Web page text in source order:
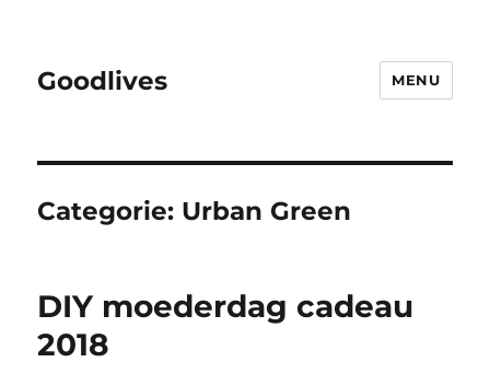
Goodlives MENU
Categorie: Urban Green
DIY moederdag cadeau
2018